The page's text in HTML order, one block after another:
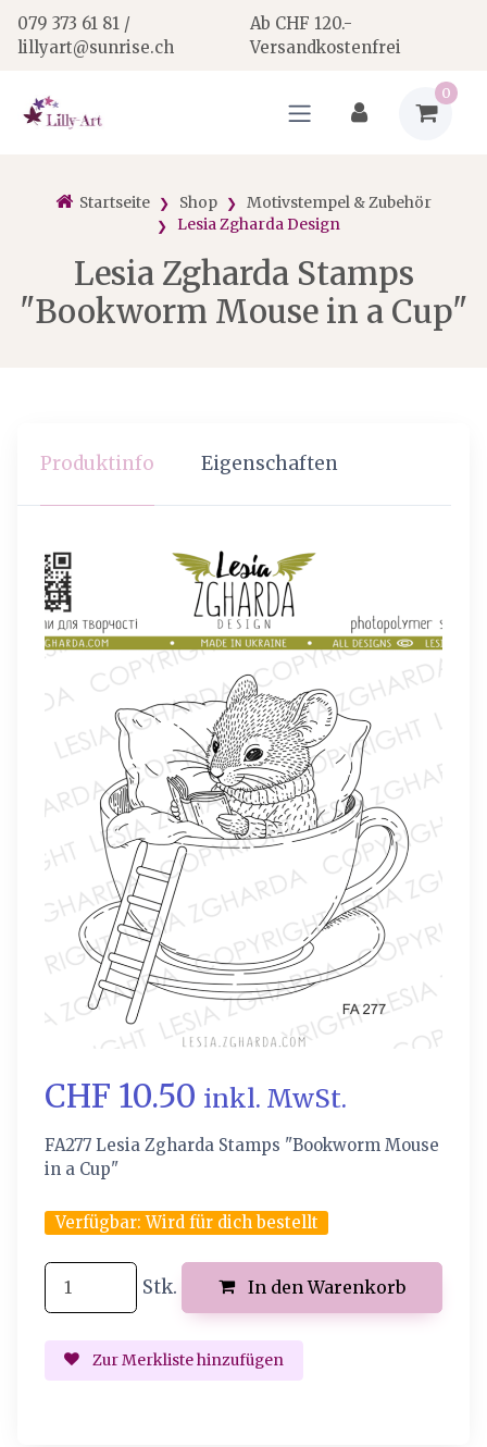
079 373 61 81 /
lillyart@sunrise.ch
Ab CHF 120.-
Versandkostenfrei
0
Startseite Shop
Motivstempel & Zubehör
Lesia Zgharda Design
Lesia Zgharda Stamps
"Bookworm Mouse in a Cup"
Produktinfo Eigenschaften
CHF 10.50 inkl. MwSt.
FA277 Lesia Zgharda Stamps "Bookworm Mouse
in a Cup"
Verfügbar:Wird für dich bestellt
Stk. In den Warenkorb
Zur Merkliste hinzufügen